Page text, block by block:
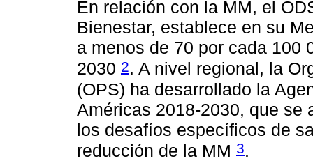
En relación con la MM, el
Bienestar, establece en su
a menos de 70 por cada 100
2030 2. A nivel regional, la
(OPS) ha desarrollado la
Américas 2018-2030, que se
los desafíos específicos de
reducción de la MM 3.